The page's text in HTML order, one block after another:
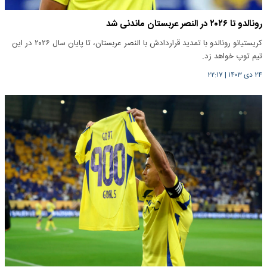
رونالدو تا ۲۰۲۶ در النصر عربستان ماندنی شد
کریستیانو رونالدو با تمدید قراردادش با النصر عربستان، تا پایان سال ۲۰۲۶ در این
تیم توپ خواهد زد.
۲۴ دی ۱۴۰۳ | ۲۲:۱۷